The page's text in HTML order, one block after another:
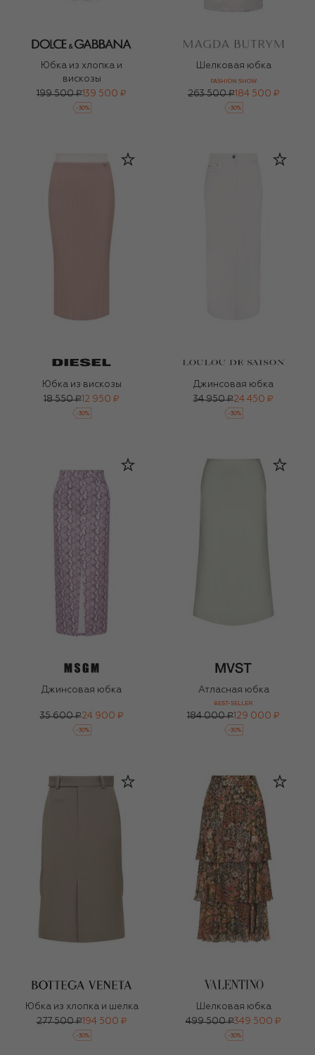
Юбка из хлопка и
вискозы
199 500 ₽ 139 500 ₽
-30%
Шелковая юбка
FASHION SHOW
263 500 ₽184 500 ₽
-30%
Юбка из вискозы
18 550 ₽ 12 950 ₽
-30%
Джинсовая юбка
34 950 ₽24 450 ₽
-30%
Джинсовая юбка
35 600 ₽24 900 ₽
-30%
Атласная юбка
BEST-SELLER
184 000 ₽ 129 000 ₽
-30%
Юбка из хлопка и шелка
277 500 ₽194 500 ₽
-30%
Шелковая юбка
499 500 ₽349 500 ₽
-30%